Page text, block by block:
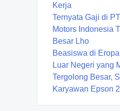
Kerja
Ternyata Gaji di
Motors Indonesia
Besar Lho
Beasiswa di
Luar Negeri yang
Tergolong Besar,
Karyawan Epson